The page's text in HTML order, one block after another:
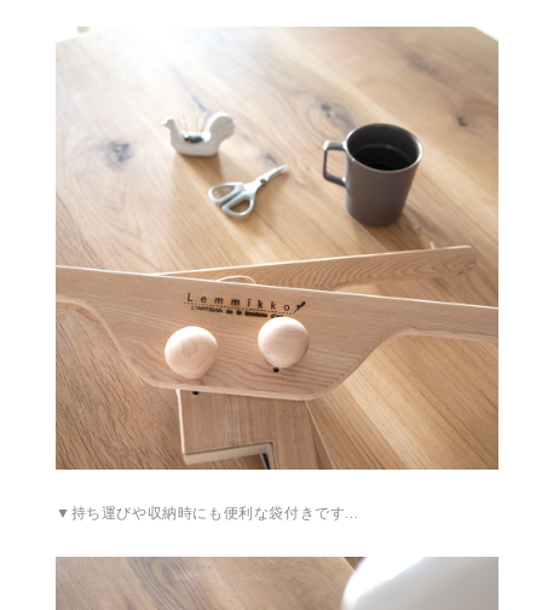
▼持ち運びや収納時にも便利な袋付きです…